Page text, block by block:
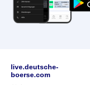
live.deutsche-
boerse.com